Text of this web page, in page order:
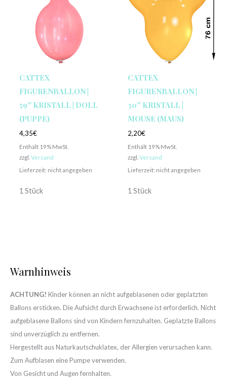
CATTEX
FIGURENBALLON |
59″ KRISTALL | DOLL
(PUPPE)
4,35€
Enthält 19% MwSt.
zzgl. Versand
Lieferzeit: nicht angegeben
1 Stück
CATTEX
FIGURENBALLON |
30″ KRISTALL |
MOUSE (MAUS)
2,20€
Enthält 19% MwSt.
zzgl. Versand
Lieferzeit: nicht angegeben
1 Stück
Warnhinweis
ACHTUNG! Kinder können an nicht aufgeblasenen oder geplatzten
Ballons ersticken. Die Aufsicht durch Erwachsene ist erforderlich. Nicht
aufgeblasene Ballons sind von Kindern fernzuhalten. Geplatzte Ballons
sind unverzüglich zu entfernen.
Hergestellt aus Naturkautschuklatex, der Allergien verursachen kann.
Zum Aufblasen eine Pumpe verwenden.
Von Gesicht und Augen fernhalten.